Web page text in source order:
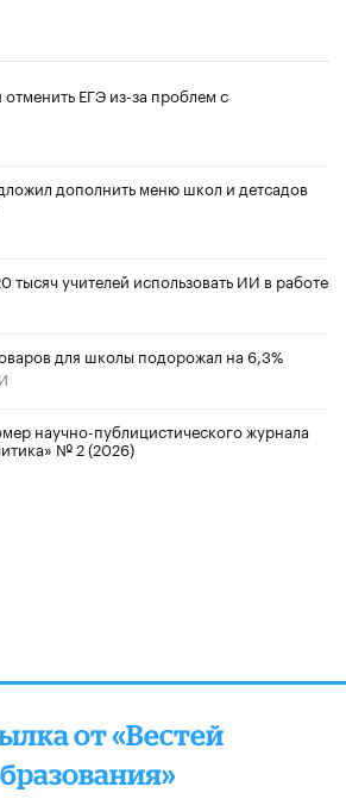
ЕГЭ из-за проблем с
дополнить меню школ и детсадов
тысяч учителей использовать ИИ в работе
для школы подорожал на 6,3%
научно-публицистического журнала
№ 2 (2026)
от «Вестей